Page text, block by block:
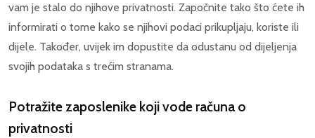
vam je stalo do njihove privatnosti. Započnite tako što ćete ih
informirati o tome kako se njihovi podaci prikupljaju, koriste ili
dijele. Također, uvijek im dopustite da odustanu od dijeljenja
svojih podataka s trećim stranama.
Potražite zaposlenike koji vode računa o
privatnosti